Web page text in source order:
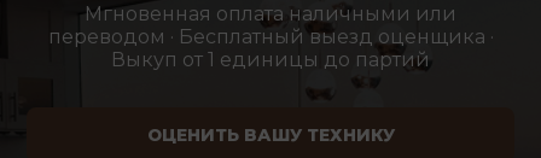
Мгновенная оплата наличными или
переводом · Бесплатный выезд оценщика ·
Выкуп от 1 единицы до партий
ОЦЕНИТЬ ВАШУ ТЕХНИКУ